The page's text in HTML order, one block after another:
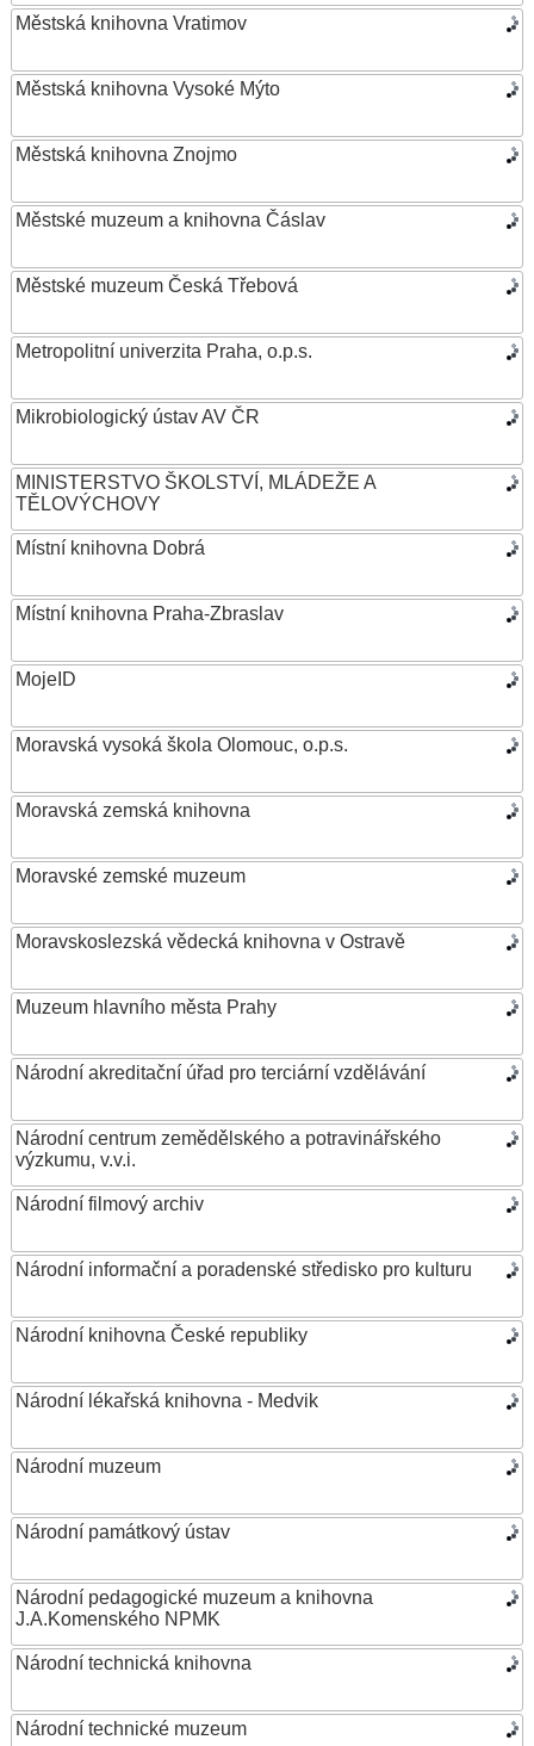
Městská knihovna Vratimov
Městská knihovna Vysoké Mýto
Městská knihovna Znojmo
Městské muzeum a knihovna Čáslav
Městské muzeum Česká Třebová
Metropolitní univerzita Praha, o.p.s.
Mikrobiologický ústav AV ČR
MINISTERSTVO ŠKOLSTVÍ, MLÁDEŽE A
TĚLOVÝCHOVY
Místní knihovna Dobrá
Místní knihovna Praha-Zbraslav
MojeID
Moravská vysoká škola Olomouc, o.p.s.
Moravská zemská knihovna
Moravské zemské muzeum
Moravskoslezská vědecká knihovna v Ostravě
Muzeum hlavního města Prahy
Národní akreditační úřad pro terciární vzdělávání
Národní centrum zemědělského a potravinářského
výzkumu, v.v.i.
Národní filmový archiv
Národní informační a poradenské středisko pro kulturu
Národní knihovna České republiky
Národní lékařská knihovna - Medvik
Národní muzeum
Národní památkový ústav
Národní pedagogické muzeum a knihovna
J.A.Komenského NPMK
Národní technická knihovna
Národní technické muzeum